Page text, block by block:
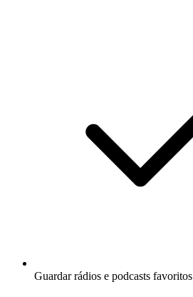
Guardar rádios e podcasts favoritos